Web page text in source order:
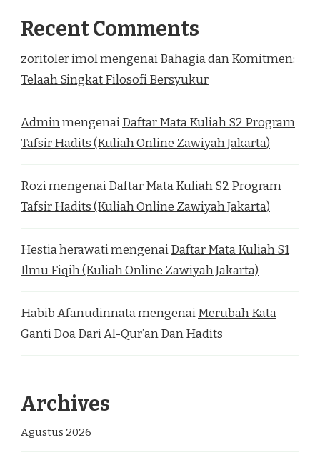
Recent Comments
zoritoler imolmengenaiBahagia dan Komitmen:
Telaah Singkat Filosofi Bersyukur
AdminmengenaiDaftar Mata Kuliah S2 Program
Tafsir Hadits (Kuliah Online Zawiyah Jakarta)
RozimengenaiDaftar Mata Kuliah S2 Program
Tafsir Hadits (Kuliah Online Zawiyah Jakarta)
Hestia herawatimengenaiDaftar Mata Kuliah S1
Ilmu Fiqih (Kuliah Online Zawiyah Jakarta)
Habib AfanudinnatamengenaiMerubah Kata
Ganti Doa Dari Al-Qur’an Dan Hadits
Archives
Agustus 2026